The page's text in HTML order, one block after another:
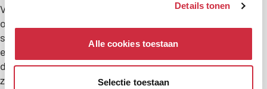
Details tonen
Alle cookies toestaan
Selectie toestaan
Veel
overstroomde
steden
en
dorpen
zijn